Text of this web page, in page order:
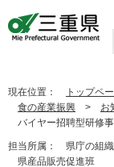
現在位置： トップペ
食の産業振興 > お
バイヤー招聘型研修
担当所属： 県庁の組
県産品販売促進班